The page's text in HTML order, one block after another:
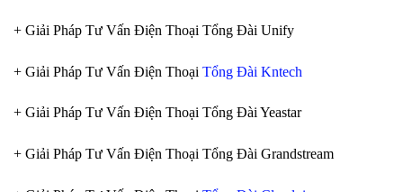
+ Giải Pháp Tư Vấn Điện Thoại Tổng Đài Unify
+ Giải Pháp Tư Vấn Điện Thoại Tổng Đài Kntech
+ Giải Pháp Tư Vấn Điện Thoại Tổng Đài Yeastar
+ Giải Pháp Tư Vấn Điện Thoại Tổng Đài Grandstream